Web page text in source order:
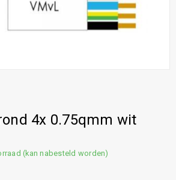
4x 0.75qmm wit
(kan nabesteld worden)